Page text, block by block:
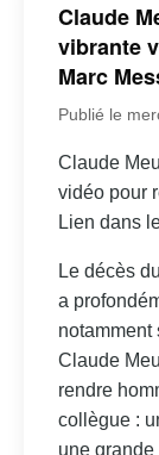
Claude
vibrante
Marc
Publié le
Claude
vidéo pour
Lien dans
Le décès
a
notamment
Claude
rendre
collègue :
une grande